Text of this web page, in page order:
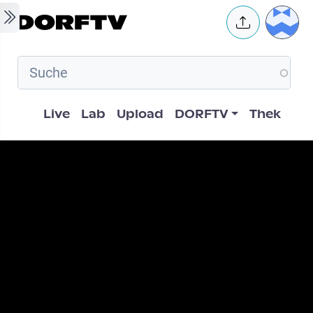
Skip to main content User
Hauptnavigation
Live Lab Upload DORFTV Thek